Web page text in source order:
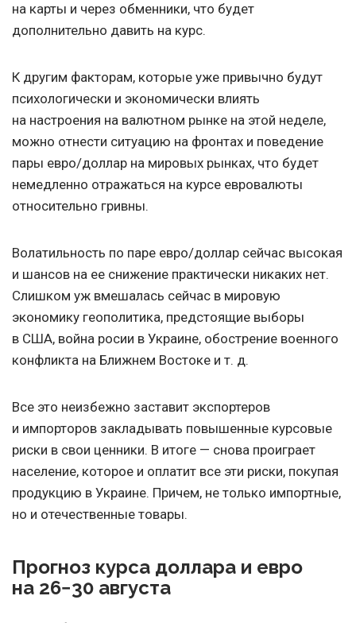
на карты и через обменники, что будет
дополнительно давить на курс.
К другим факторам, которые уже привычно будут
психологически и экономически влиять
на настроения на валютном рынке на этой неделе,
можно отнести ситуацию на фронтах и поведение
пары евро/доллар на мировых рынках, что будет
немедленно отражаться на курсе евровалюты
относительно гривны.
Волатильность по паре евро/доллар сейчас высокая
и шансов на ее снижение практически никаких нет.
Слишком уж вмешалась сейчас в мировую
экономику геополитика, предстоящие выборы
в США, война росии в Украине, обострение военного
конфликта на Ближнем Востоке и т. д.
Все это неизбежно заставит экспортеров
и импорторов закладывать повышенные курсовые
риски в свои ценники. В итоге — снова проиграет
население, которое и оплатит все эти риски, покупая
продукцию в Украине. Причем, не только импортные,
но и отечественные товары.
Прогноз курса доллара и евро
на 26−30 августа